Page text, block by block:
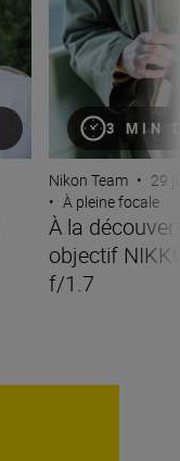
3 MIN
Nikon Team • 29
• À pleine focale
À la
objectif
f/1.7